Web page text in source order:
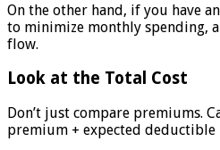
On the other hand, if you have
to minimize monthly spending,
flow.
Look at the Total Cost
Don’t just compare premiums.
premium + expected deductible